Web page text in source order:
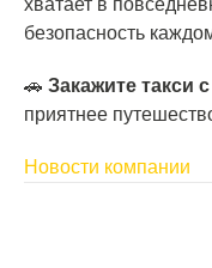
безопасность
🚗 Закажите такси
приятнее
Новости компании